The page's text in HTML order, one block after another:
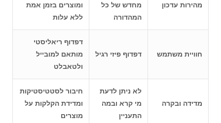
מהירות עדכון
מחדש של כל
המהדורה
ומוצרים בזמן אמת
ללא עלות
חוויית משתמש דפדוף פיזי רגיל
דפדוף ריאליסטי
מותאם למובייל
ולטאבלט
מדידה ובקרה
לא ניתן לדעת
מי קרא ובמה
התעניין
חיבור לסטטיסטיקות
ומדידת הקלקות על
מוצרים